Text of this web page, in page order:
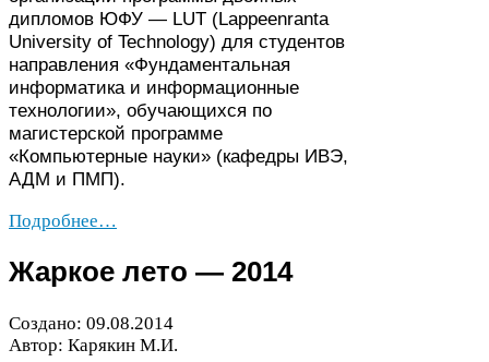
дипломов ЮФУ — LUT (Lappeen­ranta
Uni­ver­sity of Tech­nol­ogy) для студентов
направления «Фундаментальная
информатика и информационные
технологии», обучающихся по
магистерской программе
«Компьютерные науки» (кафедры ИВЭ,
АДМ и ПМП).
Подробнее…
Жаркое лето — 2014
Создано: 09.08.2014
Автор: Карякин М.И.